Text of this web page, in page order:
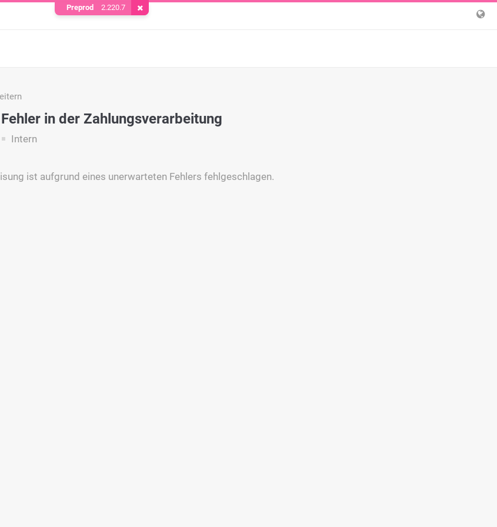
in der Zahlungsverarbeitung
Intern
ist aufgrund eines unerwarteten Fehlers fehlgeschlagen.
Preprod 2.220.7 Cookie entfernen